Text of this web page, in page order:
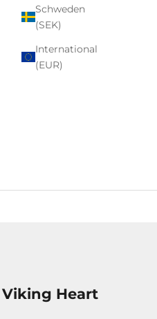
Schweden
(SEK)
International
(EUR)
Viking Heart